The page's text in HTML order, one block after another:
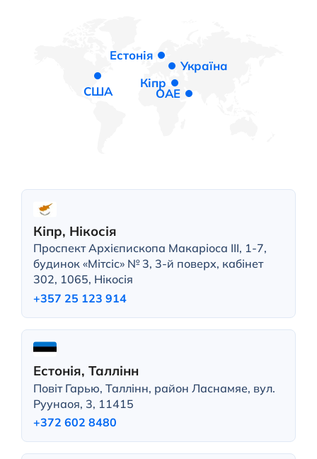
Естонія
Україна
Кіпр
ОАЕ
США
Кіпр, Нікосія
Проспект Архієпископа Макаріоса III, 1-7,
будинок «Мітсіс» № 3, 3-й поверх, кабінет
302, 1065, Нікосія
+357 25 123 914
Естонія, Таллінн
Повіт Гарью, Таллінн, район Ласнамяе, вул.
Руунаоя, 3, 11415
+372 602 8480